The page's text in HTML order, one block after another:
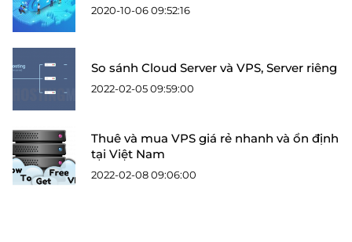
2020-10-06 09:52:16
So sánh Cloud Server và VPS, Server riêng
2022-02-05 09:59:00
Thuê và mua VPS giá rẻ nhanh và ổn định
tại Việt Nam
2022-02-08 09:06:00